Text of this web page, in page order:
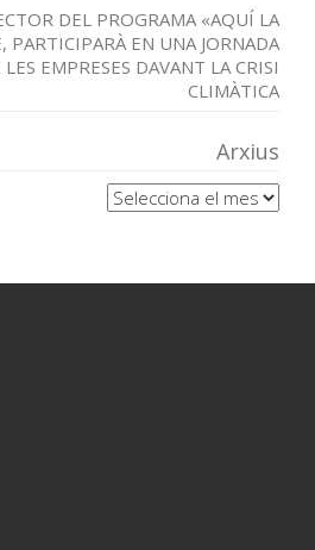
DEL PROGRAMA «AQUÍ LA
PARTICIPARÀ EN UNA JORNADA
EMPRESES DAVANT LA CRISI
CLIMÀTICA
Arxius
Arxius